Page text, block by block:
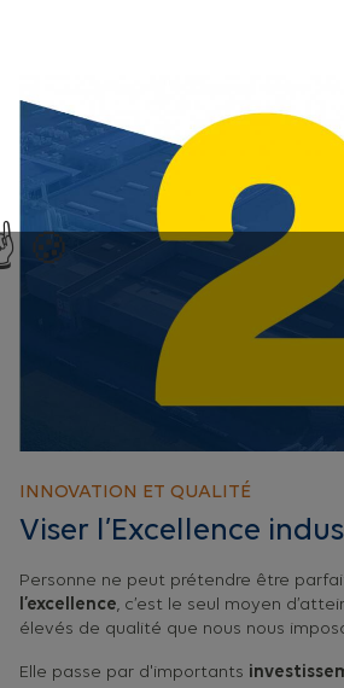
INNOVATION ET QUALITÉ
Viser l’Excellence
Personne ne peut prétendre être
l’excellence, c’est le seul moyen
élevés de qualité que nous nous
Elle passe par d'importants